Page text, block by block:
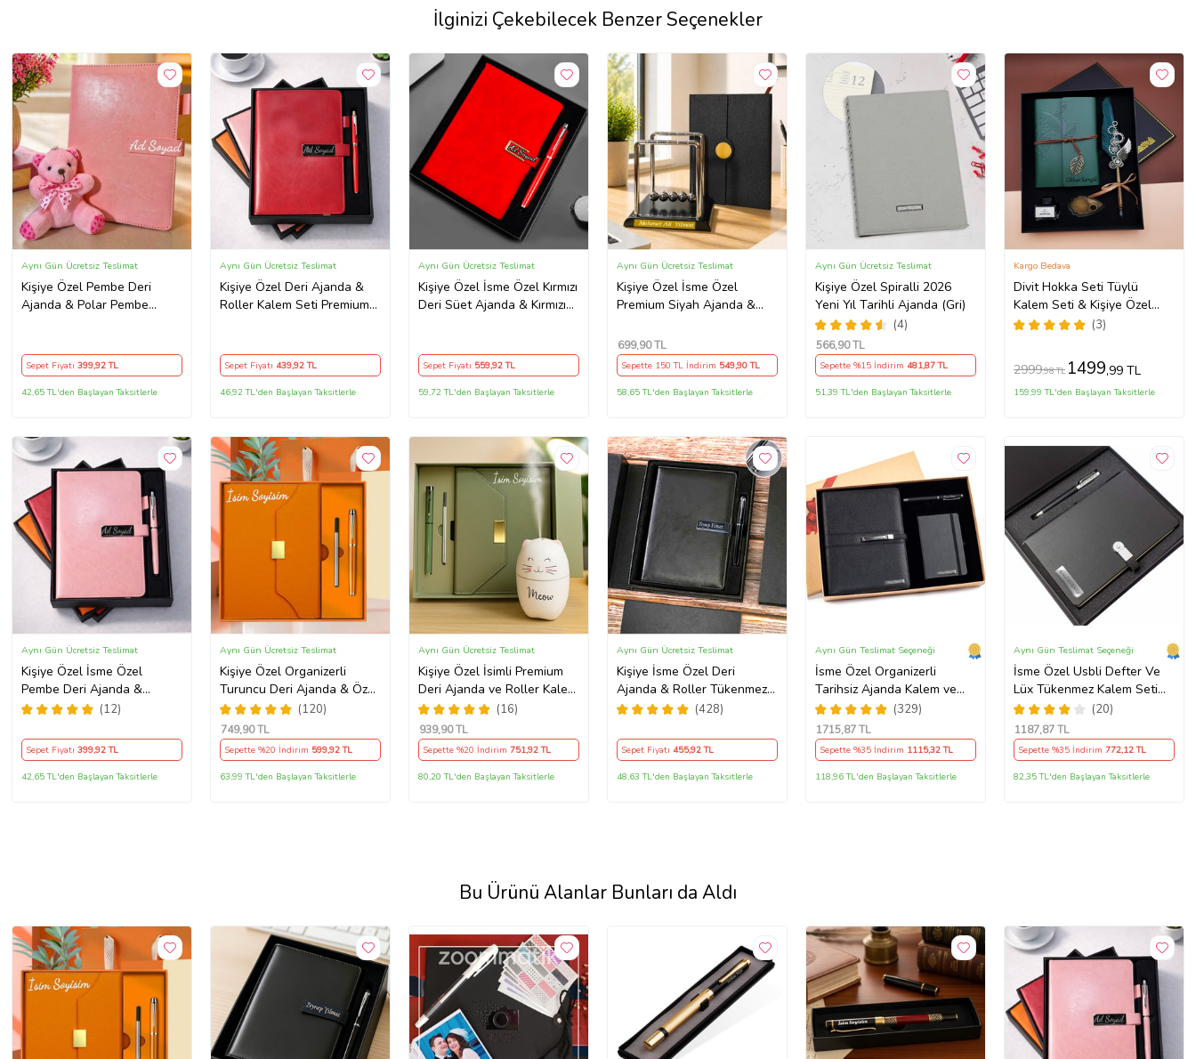
İlginizi Çekebilecek Benzer Seçenekler
Kişiye Özel Pembe Deri
Ajanda & Polar Pembe
Aynı Gün Ücretsiz Teslimat
Sepet Fiyatı 399,92 TL
42,65 TL'den Başlayan Taksitlerle
Kişiye Özel Deri Ajanda &
Roller Kalem Seti Premium
Aynı Gün Ücretsiz Teslimat
Sepet Fiyatı 439,92 TL
46,92 TL'den Başlayan Taksitlerle
Kişiye Özel İsme Özel Kırmızı
Deri Süet Ajanda & Kırmızı
Aynı Gün Ücretsiz Teslimat
Sepet Fiyatı 559,92 TL
59,72 TL'den Başlayan Taksitlerle
Kişiye Özel İsme Özel
Premium Siyah Ajanda &
Hediyesi
Aynı Gün Ücretsiz Teslimat
699,90 TL
Sepette 150 TL İndirim 549,90 TL
58,65 TL'den Başlayan Taksitlerle
Kişiye Özel Spiralli 2026
Yeni Yıl Tarihli Ajanda (Gri)
(4)
Aynı Gün Ücretsiz Teslimat
566,90 TL
Sepette %15 İndirim 481,87 TL
51,39 TL'den Başlayan Taksitlerle
Divit Hokka Seti Tüylü
Kalem Seti & Kişiye Özel
Deri Defter Mürekkepli
Hatıra Defter
(3)
Kargo Bedava
2999,98 TL 1499,99 TL
159,99 TL'den Başlayan Taksitlerle
Kişiye Özel İsme Özel
Pembe Deri Ajanda &
Pembe Roller Kalem Seti
(12)
Aynı Gün Ücretsiz Teslimat
Sepet Fiyatı 399,92 TL
42,65 TL'den Başlayan Taksitlerle
Kişiye Özel Organizerli
Turuncu Deri Ajanda & Özel
Kalem Premium Hediye Seti
(120)
Aynı Gün Ücretsiz Teslimat
749,90 TL
Sepette %20 İndirim 599,92 TL
63,99 TL'den Başlayan Taksitlerle
Kişiye Özel İsimli Premium
Deri Ajanda ve Roller Kalem
& Sevimli Kedi H2o
Nemlendirici Seti
(16)
Aynı Gün Ücretsiz Teslimat
939,90 TL
Sepette %20 İndirim 751,92 TL
80,20 TL'den Başlayan Taksitlerle
Kişiye İsme Özel Deri
Ajanda & Roller Tükenmez
Kalem Hediye Seti
(428)
Aynı Gün Ücretsiz Teslimat
Sepet Fiyatı 455,92 TL
48,63 TL'den Başlayan Taksitlerle
İsme Özel Organizerli
Tarihsiz Ajanda Kalem ve
Not Defteri Seti Kutulu
(Siyah)
(329)
Aynı Gün Teslimat Seçeneği
1715,87 TL
Sepette %35 İndirim 1115,32 TL
118,96 TL'den Başlayan Taksitlerle
İsme Özel Usbli Defter Ve
Lüx Tükenmez Kalem Seti
Tasarım Kutulu(20)
Aynı Gün Teslimat Seçeneği
1187,87 TL
Sepette %35 İndirim772,12 TL
82,35 TL'den Başlayan Taksitlerle
Bu Ürünü Alanlar Bunları da Aldı